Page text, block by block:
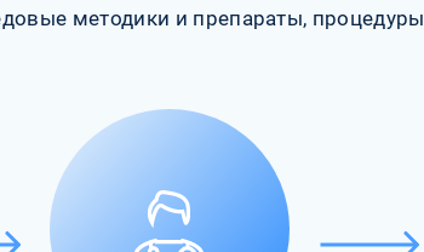
методики и препараты, процедуры